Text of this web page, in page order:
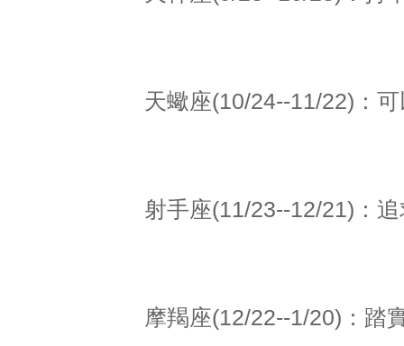
天蠍座(10/24--11/22)：
射手座(11/23--12/21)：
摩羯座(12/22--1/20)：踏